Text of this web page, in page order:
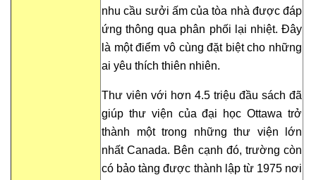
nhu cầu sưởi ấm của tòa nhà được đáp
ứng thông qua phân phối lại nhiệt. Đây
là một điểm vô cùng đặt biệt cho những
ai yêu thích thiên nhiên.
Thư viên với hơn 4.5 triệu đầu sách đã
giúp thư viện của đại học Ottawa trở
thành một trong những thư viện lớn
nhất Canada. Bên cạnh đó, trường còn
có bảo tàng được thành lập từ 1975 nơi